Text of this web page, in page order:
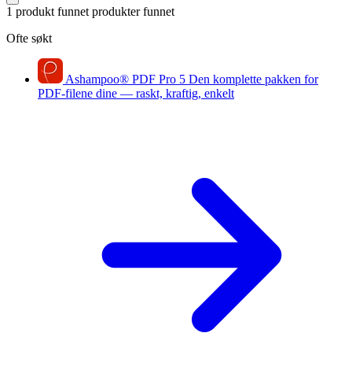
1 produkt funnet produkter funnet
Ofte søkt
Ashampoo® PDF Pro 5 Den komplette pakken for
PDF-filene dine — raskt, kraftig, enkelt